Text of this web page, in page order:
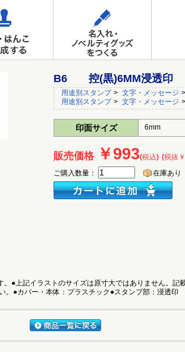
B6 控(黒)6MM浸透印
用途別スタンプ > 文字・メッセージ >
用途別スタンプ > 文字・メッセージ >
印面サイズ 6mm
販売価格 ￥993(税込) (税抜
ご購入数量： 在庫あり
●上記イラストのサイズは原寸大ではありません。
。●カバー・本体：プラスチック●スタンプ部：浸透印